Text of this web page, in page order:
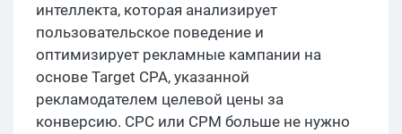
интеллекта, которая анализирует
пользовательское поведение и
оптимизирует рекламные кампании на
основе Target CPA, указанной
рекламодателем целевой цены за
конверсию. CPC или CPM больше не нужно